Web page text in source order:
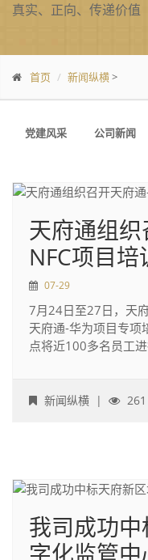
真实、正向、传递价值
首页 新闻纵横>
党建风采 公司新闻
天府通组
NFC项目培
07-29
7月24日至27日，天
天府通-华为项目专项
点将近100多名员工
新闻纵横 | 261
我司成功
字化监管